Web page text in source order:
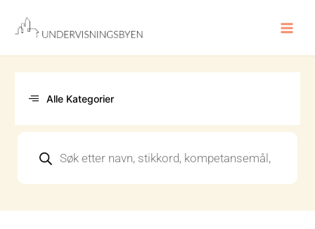
innholdet
Alle Kategorier
search